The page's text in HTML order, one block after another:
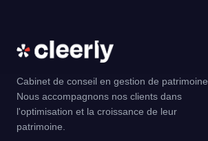
Cabinet de conseil en gestion de patrimoine.
Nous accompagnons nos clients dans
l'optimisation et la croissance de leur
patrimoine.